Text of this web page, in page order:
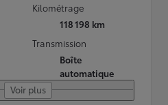
Kilométrage
118 198 km
Transmission
Boîte
automatique
Voir plus